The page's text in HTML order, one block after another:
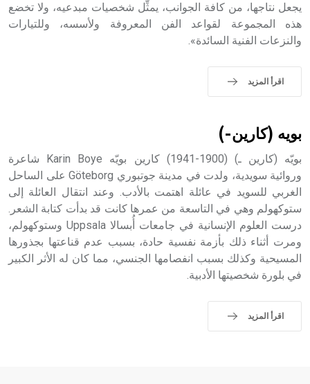
الملوك الذين حكموا مدينة إديسا (الرها) من أبجر الأول وحتى
التاسع، وهم ينتسبون إلى أسرة أوسروين
حيث تقتصر القيمة الصوتية للعلامة الك
يجعل نتاجها، من كافة الجوانب، يمثِّل شخصيات مبدعيه، ولا تخضع
هذه المجموعة لقواعد الفن المعروفة ولأسسه، وللتيارات
والنزعات الفنية السائدة».
اقرأ المزيد
بويه (كارين-)
بويّه (كارين ـ) (1900-1941) كارين بويّه Karin Boye شاعرة
وروائية سويدية، ولدت في مدينة جوتبوري Göteborg على الساحل
الغربي للسويد في عائلة اهتمت بالأدب. وعند انتقال العائلة إلى
ستوكهولم وهي في التاسعة من عمرها كانت قد بدأت كتابة الشعر.
درست العلوم الإنسانية في جامعات أُبسالا Uppsala وستوكهولم،
ومرت أثناء ذلك بأزمة نفسية حادة، بسبب عدم قناعتها بجذورها
المسيحية وكذلك بسبب انفصامها الجنسي، مما كان له الأثر الكبير
في بلورة شخصيتها الأدبية.
اقرأ المزيد